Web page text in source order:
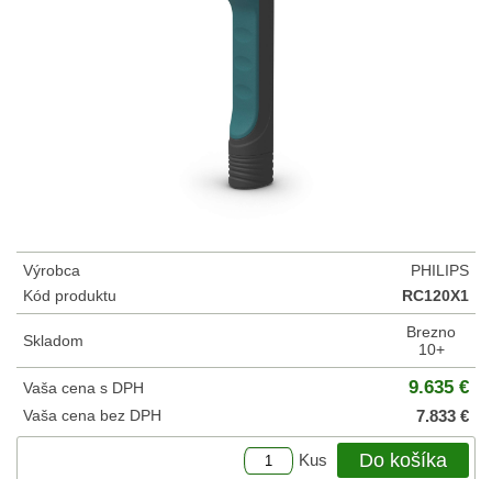
Výrobca
PHILIPS
Kód produktu
RC120X1
Skladom
Brezno
10+
Vaša cena s DPH 9.635 €
Vaša cena bez DPH 7.833 €
Kus Do košíka